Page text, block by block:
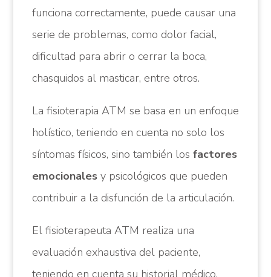
funciona correctamente, puede causar una
serie de problemas, como dolor facial,
dificultad para abrir o cerrar la boca,
chasquidos al masticar, entre otros.
La fisioterapia ATM se basa en un enfoque
holístico, teniendo en cuenta no solo los
síntomas físicos, sino también los factores
emocionales y psicológicos que pueden
contribuir a la disfunción de la articulación.
El fisioterapeuta ATM realiza una
evaluación exhaustiva del paciente,
teniendo en cuenta su historial médico,